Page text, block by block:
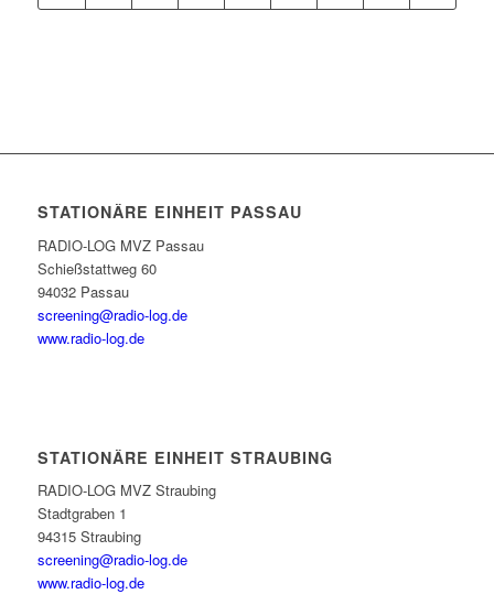
STATIONÄRE EINHEIT PASSAU
RADIO-LOG MVZ Passau
Schießstattweg 60
94032 Passau
screening@radio-log.de
www.radio-log.de
STATIONÄRE EINHEIT STRAUBING
RADIO-LOG MVZ Straubing
Stadtgraben 1
94315 Straubing
screening@radio-log.de
www.radio-log.de